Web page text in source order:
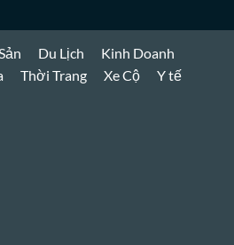
Du Lịch
Kinh Doanh
Thời Trang Xe Cộ Y tế